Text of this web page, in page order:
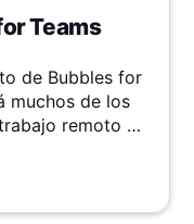
Teams
de Bubbles for
muchos de los
remoto y